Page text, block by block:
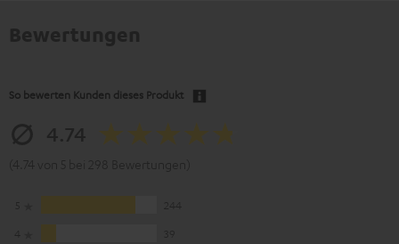
So bewerten Kunden dieses Produkt